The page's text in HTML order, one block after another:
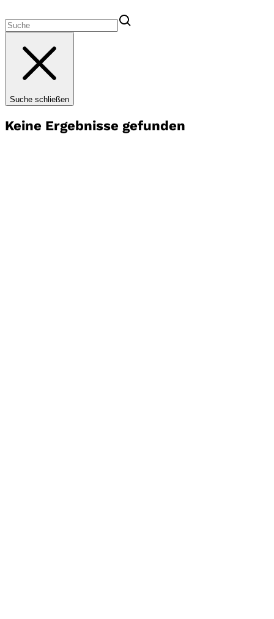
Suche schließen
Keine Ergebnisse gefunden